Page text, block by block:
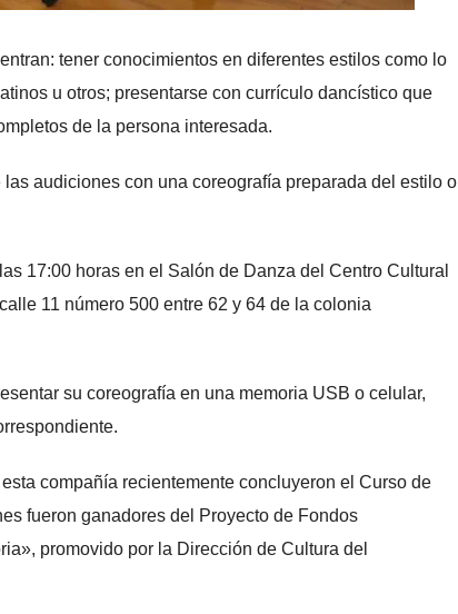
tener conocimientos en diferentes estilos como lo
u otros; presentarse con currículo dancístico que
de la persona interesada.
audiciones con una coreografía preparada del estilo o
17:00 horas en el Salón de Danza del Centro Cultural
11 número 500 entre 62 y 64 de la colonia
su coreografía en una memoria USB o celular,
compañía recientemente concluyeron el Curso de
fueron ganadores del Proyecto de Fondos
promovido por la Dirección de Cultura del